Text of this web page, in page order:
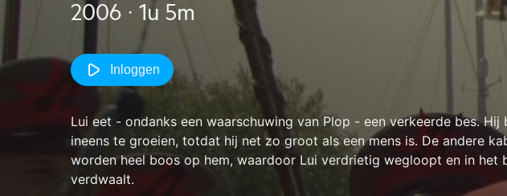
2006 ‧ 1u 5m
Inloggen
Lui eet - ondanks een waarschuwing van Plop - een verkeerde bes. Hij
ineens te groeien, totdat hij net zo groot als een mens is. De andere
worden heel boos op hem, waardoor Lui verdrietig wegloopt en in het
verdwaalt.